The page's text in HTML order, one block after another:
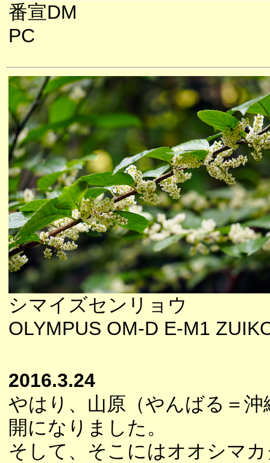
番宣DM
PC
シマイズセンリョウ
OLYMPUS OM-D E-M1
2016.3.24
やはり、山原（やんばる＝
開になりました。
そして、そこにはオオシマ